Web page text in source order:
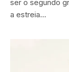
ser o segundo
a estreia…